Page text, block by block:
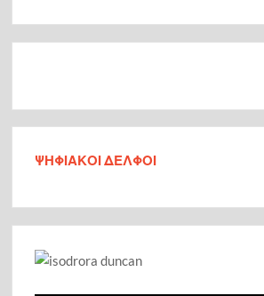
ΨΗΦΙΑΚΟΙ ΔΕΛΦΟΙ